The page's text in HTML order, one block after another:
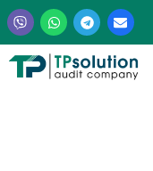
Zum
Inhalt